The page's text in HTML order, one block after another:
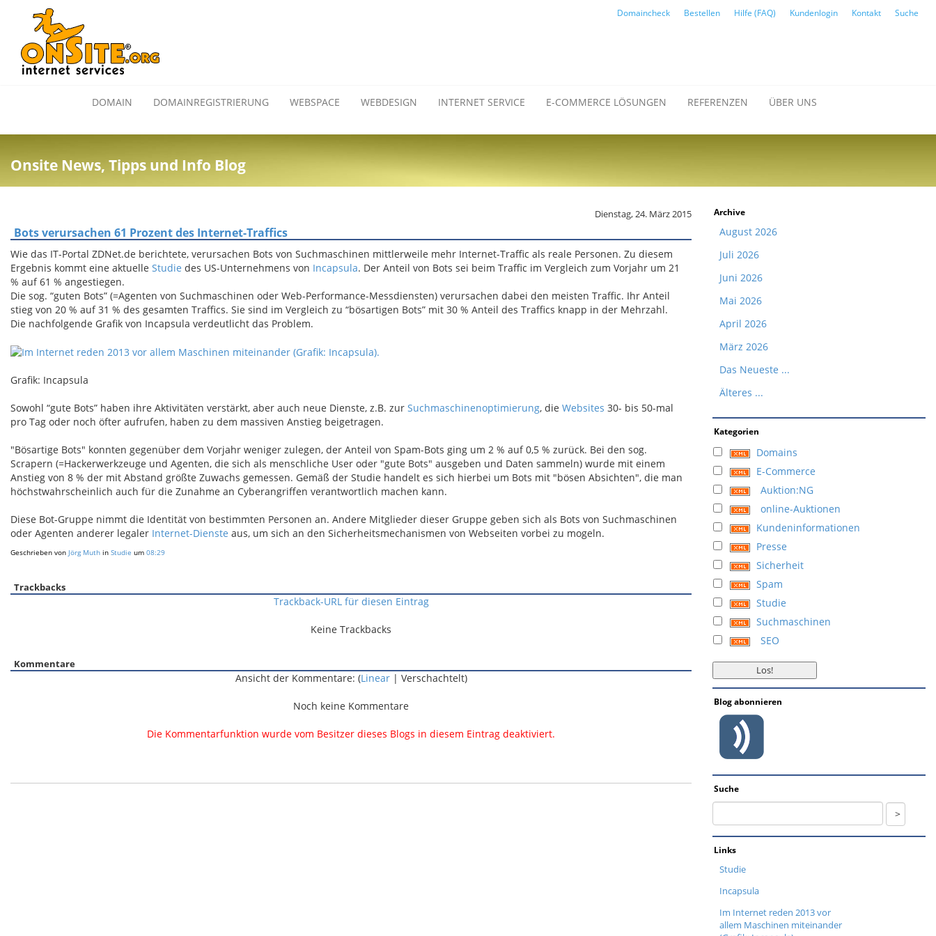
Domaincheck Bestellen Hilfe (FAQ) Kundenlogin Kontakt Suche
DOMAIN DOMAINREGISTRIERUNG WEBSPACE WEBDESIGN INTERNET SERVICE E-COMMERCE LÖSUNGEN REFERENZEN ÜBER UNS
Onsite News, Tipps und Info Blog
Dienstag, 24. März 2015
Bots verursachen 61 Prozent des Internet-Traffics
Wie das IT-Portal ZDNet.de berichtete, verursachen Bots von Suchmaschinen mittlerweile mehr Internet-Traffic als reale Personen. Zu diesem
Ergebnis kommt eine aktuelle Studie des US-Unternehmens von Incapsula. Der Anteil von Bots sei beim Traffic im Vergleich zum Vorjahr um 21
% auf 61 % angestiegen.
Die sog. “guten Bots” (=Agenten von Suchmaschinen oder Web-Performance-Messdiensten) verursachen dabei den meisten Traffic. Ihr Anteil
stieg von 20 % auf 31 % des gesamten Traffics. Sie sind im Vergleich zu “bösartigen Bots” mit 30 % Anteil des Traffics knapp in der Mehrzahl.
Die nachfolgende Grafik von Incapsula verdeutlicht das Problem.
Grafik: Incapsula
Sowohl “gute Bots” haben ihre Aktivitäten verstärkt, aber auch neue Dienste, z.B. zur Suchmaschinenoptimierung, die Websites 30- bis 50-mal
pro Tag oder noch öfter aufrufen, haben zu dem massiven Anstieg beigetragen.
"Bösartige Bots" konnten gegenüber dem Vorjahr weniger zulegen, der Anteil von Spam-Bots ging um 2 % auf 0,5 % zurück. Bei den sog.
Scrapern (=Hackerwerkzeuge und Agenten, die sich als menschliche User oder "gute Bots" ausgeben und Daten sammeln) wurde mit einem
Anstieg von 8 % der mit Abstand größte Zuwachs gemessen. Gemäß der Studie handelt es sich hierbei um Bots mit "bösen Absichten", die man
höchstwahrscheinlich auch für die Zunahme an Cyberangriffen verantwortlich machen kann.
Diese Bot-Gruppe nimmt die Identität von bestimmten Personen an. Andere Mitglieder dieser Gruppe geben sich als Bots von Suchmaschinen
oder Agenten anderer legaler Internet-Dienste aus, um sich an den Sicherheitsmechanismen von Webseiten vorbei zu mogeln.
Geschrieben von Jörg Muth in Studie um 08:29
Trackbacks
Trackback-URL für diesen Eintrag
Keine Trackbacks
Kommentare
Ansicht der Kommentare: (Linear| Verschachtelt)
Noch keine Kommentare
Die Kommentarfunktion wurde vom Besitzer dieses Blogs in diesem Eintrag deaktiviert.
Archive
August 2026
Juli 2026
Juni 2026
Mai 2026
April 2026
März 2026
Das Neueste ...
Älteres ...
Kategorien
Domains
E-Commerce
Auktion:NG
online-Auktionen
Kundeninformationen
Presse
Sicherheit
Spam
Studie
Suchmaschinen
SEO
Blog abonnieren
Suche
Links
Studie
Incapsula
Im Internet reden 2013 vor
allem Maschinen miteinander